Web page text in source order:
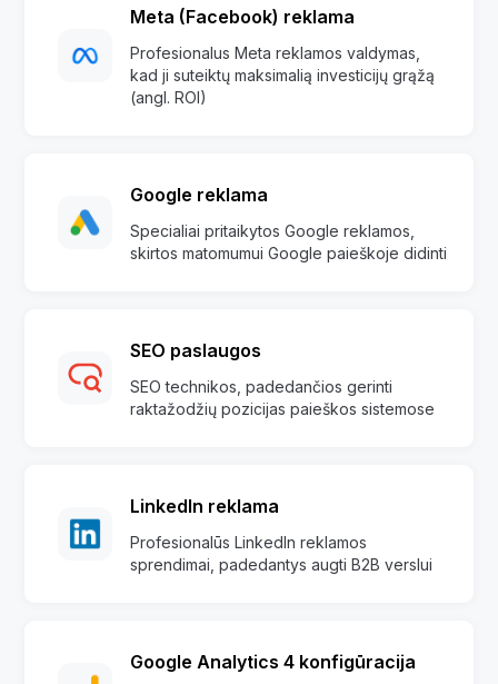
Meta (Facebook) reklama
Profesionalus Meta reklamos valdymas,
kad ji suteiktų maksimalią investicijų grąžą
(angl. ROI)
Google reklama
Specialiai pritaikytos Google reklamos,
skirtos matomumui Google paieškoje didinti
SEO paslaugos
SEO technikos, padedančios gerinti
raktažodžių pozicijas paieškos sistemose
LinkedIn reklama
Profesionalūs LinkedIn reklamos
sprendimai, padedantys augti B2B verslui
Google Analytics 4 konfigūracija